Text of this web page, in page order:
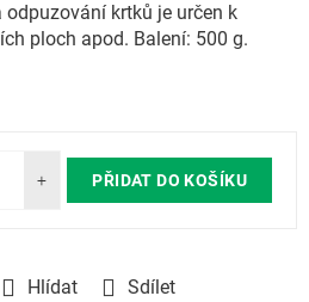
krtků je určen k
ploch apod. Balení: 500 g.
Hlídat Sdílet
PŘIDAT DO KOŠÍKU